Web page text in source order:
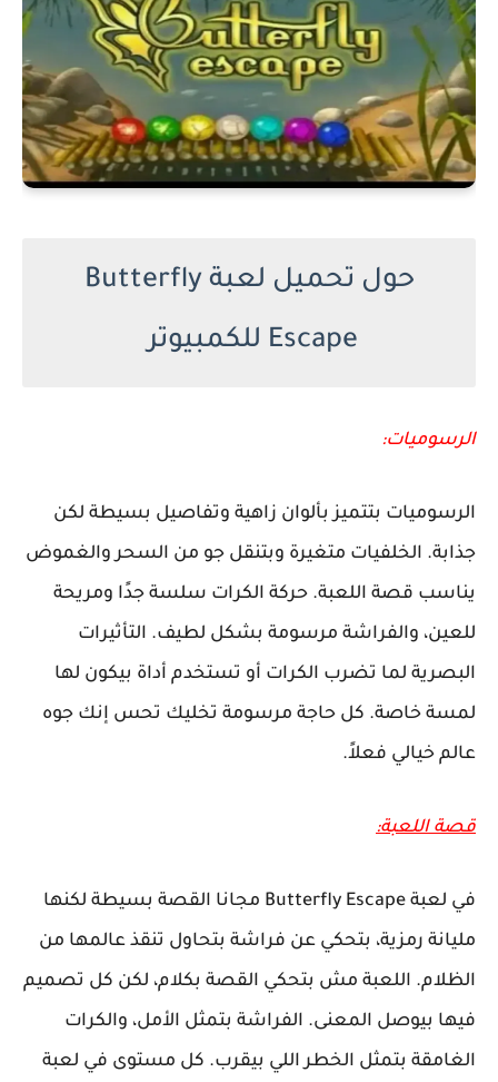
حول تحميل لعبة Butterfly
Escape للكمبيوتر
الرسوميات:
الرسوميات بتتميز بألوان زاهية وتفاصيل بسيطة لكن
جذابة. الخلفيات متغيرة وبتنقل جو من السحر والغموض
يناسب قصة اللعبة. حركة الكرات سلسة جدًا ومريحة
للعين، والفراشة مرسومة بشكل لطيف. التأثيرات
البصرية لما تضرب الكرات أو تستخدم أداة بيكون لها
لمسة خاصة. كل حاجة مرسومة تخليك تحس إنك جوه
عالم خيالي فعلاً.
قصة اللعبة:
في لعبة Butterfly Escape مجانا القصة بسيطة لكنها
مليانة رمزية، بتحكي عن فراشة بتحاول تنقذ عالمها من
الظلام. اللعبة مش بتحكي القصة بكلام، لكن كل تصميم
فيها بيوصل المعنى. الفراشة بتمثل الأمل، والكرات
الغامقة بتمثل الخطر اللي بيقرب. كل مستوى في لعبة